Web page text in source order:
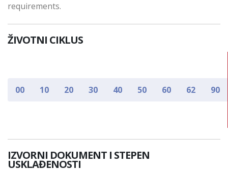
requirements.
ŽIVOTNI CIKLUS
00 10 20 30 40 50 60 62 90
IZVORNI DOKUMENT I STEPEN
USKLAĐENOSTI